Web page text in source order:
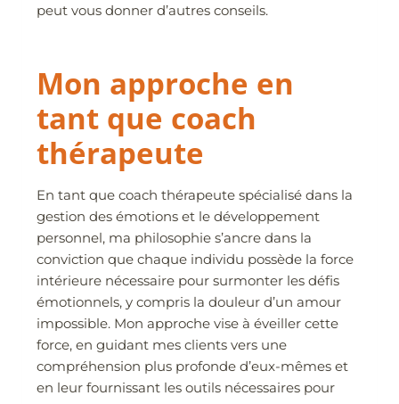
peut vous donner d’autres conseils.
Mon approche en
tant que coach
thérapeute
En tant que coach thérapeute spécialisé dans la
gestion des émotions et le développement
personnel, ma philosophie s’ancre dans la
conviction que chaque individu possède la force
intérieure nécessaire pour surmonter les défis
émotionnels, y compris la douleur d’un amour
impossible. Mon approche vise à éveiller cette
force, en guidant mes clients vers une
compréhension plus profonde d’eux-mêmes et
en leur fournissant les outils nécessaires pour